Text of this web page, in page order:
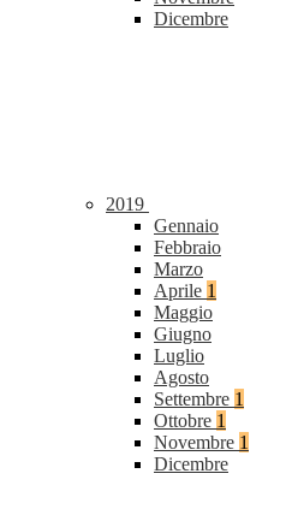
Dicembre
2019
Gennaio
Febbraio
Marzo
Aprile 1
Maggio
Giugno
Luglio
Agosto
Settembre 1
Ottobre 1
Novembre 1
Dicembre